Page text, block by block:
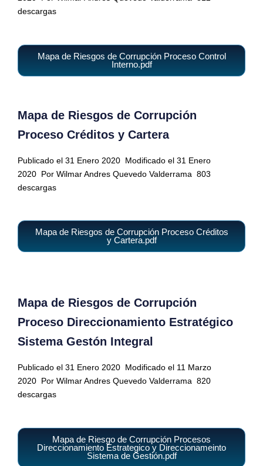
descargas
Mapa de Riesgos de Corrupción Proceso Control
Interno.pdf
Mapa de Riesgos de Corrupción
Proceso Créditos y Cartera
Publicado el 31 Enero 2020 Modificado el 31 Enero
2020 Por Wilmar Andres Quevedo Valderrama 803
descargas
Mapa de Riesgos de Corrupción Proceso Créditos
y Cartera.pdf
Mapa de Riesgos de Corrupción
Proceso Direccionamiento Estratégico
Sistema Gestón Integral
Publicado el 31 Enero 2020 Modificado el 11 Marzo
2020 Por Wilmar Andres Quevedo Valderrama 820
descargas
Mapa de Riesgo de Corrupción Procesos
Direccionamiento Estrategico y Direccionameinto
Sistema de Gestión.pdf